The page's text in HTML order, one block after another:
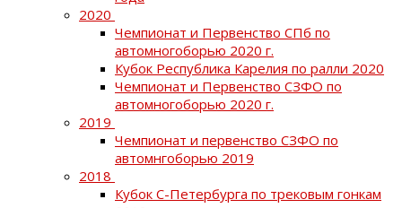
2020
Чемпионат и Первенство СПб по
автомногоборью 2020 г.
Кубок Республика Карелия по ралли 2020
Чемпионат и Первенство СЗФО по
автомногоборью 2020 г.
2019
Чемпионат и первенство СЗФО по
автомнгоборью 2019
2018
Кубок С-Петербурга по трековым гонкам